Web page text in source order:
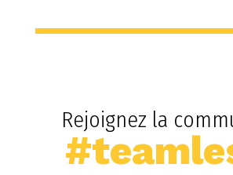
Rejoignez la